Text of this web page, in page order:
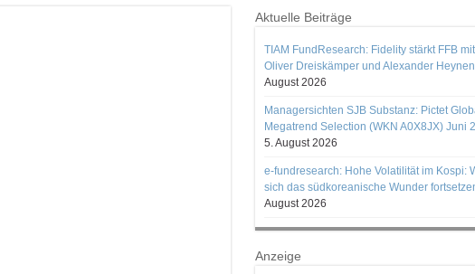
Aktuelle Beiträge
TIAM FundResearch: Fidelity stärkt FFB mit
Oliver Dreiskämper und Alexander Heynen
August 2026
Managersichten SJB Substanz: Pictet
Megatrend Selection (WKN A0X8JX) Juni
5. August 2026
e-fundresearch: Hohe Volatilität im Kospi:
sich das südkoreanische Wunder
August 2026
Anzeige